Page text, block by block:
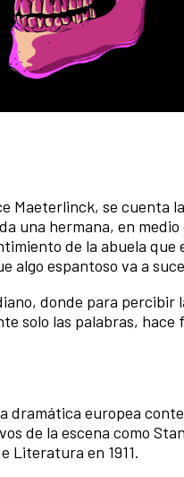
Maeterlinck, se cuenta
una hermana, en
de la abuela que
algo espantoso va a
donde para percibir
solo las palabras, hace
europea
de la escena como
Literatura en 1911.